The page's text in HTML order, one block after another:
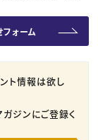
ォーム
ト情報は欲し
ジンにご登録く